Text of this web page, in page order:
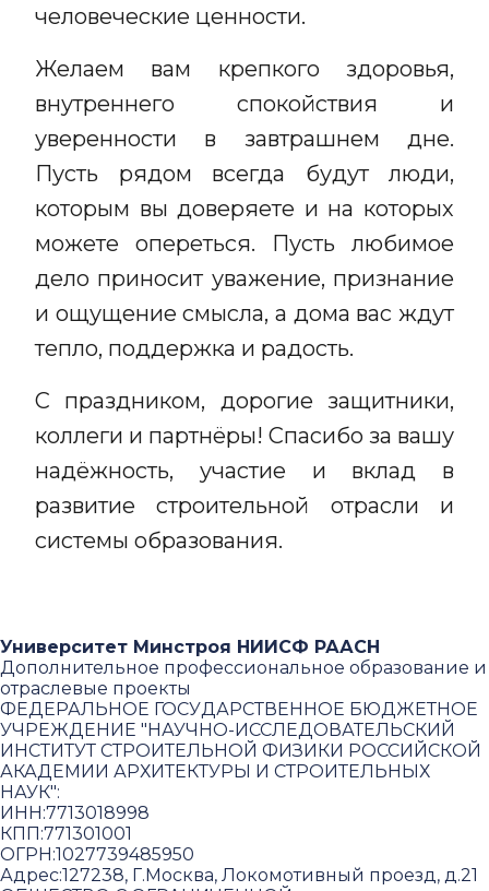
человеческие ценности.
Желаем вам крепкого здоровья,
внутреннего спокойствия и
уверенности в завтрашнем дне.
Пусть рядом всегда будут люди,
которым вы доверяете и на которых
можете опереться. Пусть любимое
дело приносит уважение, признание
и ощущение смысла, а дома вас ждут
тепло, поддержка и радость.
С праздником, дорогие защитники,
коллеги и партнёры! Спасибо за вашу
надёжность, участие и вклад в
развитие строительной отрасли и
системы образования.
Университет Минстроя НИИСФ РААСН
Дополнительное профессиональное образование и
отраслевые проекты
ФЕДЕРАЛЬНОЕ ГОСУДАРСТВЕННОЕ БЮДЖЕТНОЕ
УЧРЕЖДЕНИЕ "НАУЧНО-ИССЛЕДОВАТЕЛЬСКИЙ
ИНСТИТУТ СТРОИТЕЛЬНОЙ ФИЗИКИ РОССИЙСКОЙ
АКАДЕМИИ АРХИТЕКТУРЫ И СТРОИТЕЛЬНЫХ
НАУК":
ИНН:7713018998
КПП:771301001
ОГРН:1027739485950
Адрес:127238, Г.Москва, Локомотивный проезд, д.21